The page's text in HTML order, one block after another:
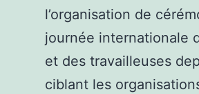
l’organisation de
journée internationale
et des travailleuses
ciblant les